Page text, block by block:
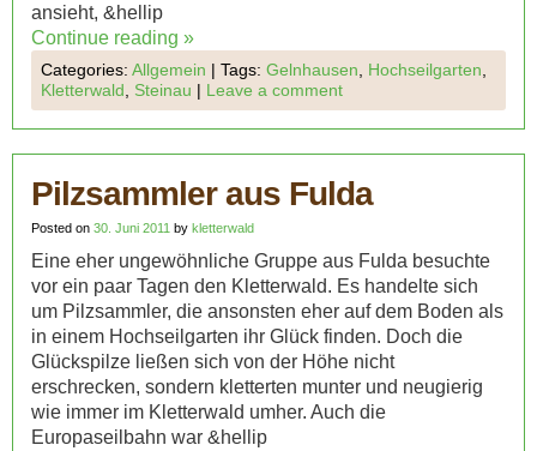
ansieht, &hellip
Continue reading »
Categories: Allgemein | Tags: Gelnhausen Hochseilgarten
Kletterwald
Steinau | Leave a comment
Pilzsammler aus Fulda
Posted on 30. Juni 2011 by kletterwald
Eine eher ungewöhnliche Gruppe aus Fulda besuchte
vor ein paar Tagen den Kletterwald. Es handelte sich
um Pilzsammler, die ansonsten eher auf dem Boden als
in einem Hochseilgarten ihr Glück finden. Doch die
Glückspilze ließen sich von der Höhe nicht
erschrecken, sondern kletterten munter und neugierig
wie immer im Kletterwald umher. Auch die
Europaseilbahn war &hellip